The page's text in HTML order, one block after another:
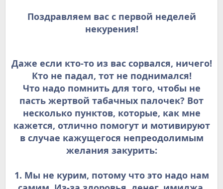
Поздравляем вас с первой неделей
некурения!
Даже если кто-то из вас сорвался, ничего!
Кто не падал, тот не поднимался!
Что надо помнить для того, чтобы не
пасть жертвой табачных палочек? Вот
несколько пунктов, которые, как мне
кажется, отлично помогут и мотивируют
в случае кажущегося непреодолимым
желания закурить:
1. Мы не курим, потому что это надо нам